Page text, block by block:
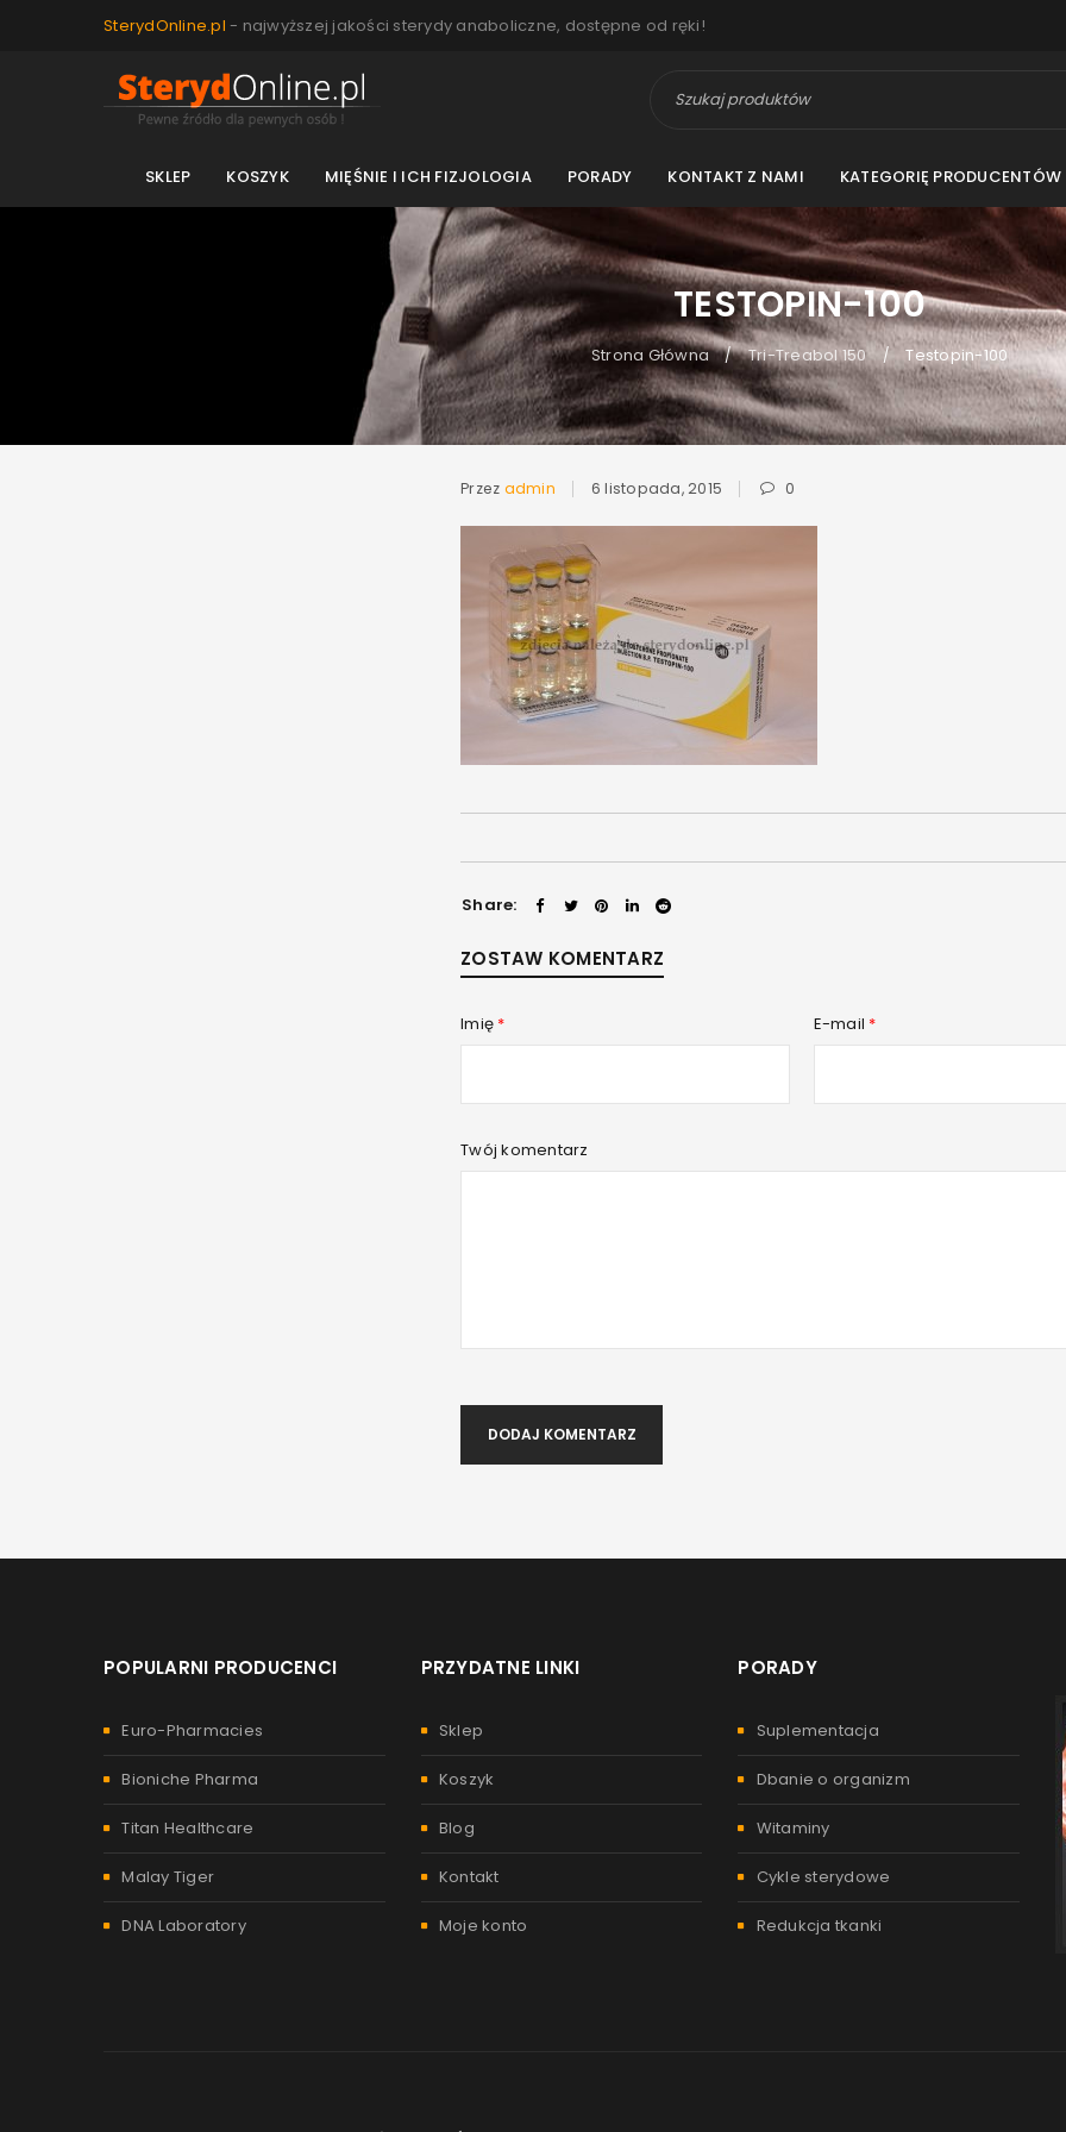
LOGOWANIE
Hasło*
SterydOnline.pl - najwyższej jakości sterydy anaboliczne, dostępne od ręki!
SKLEP KOSZYK MIĘŚNIE I ICH FIZJOLOGIA PORADY KONTAKT Z NAMI KATEGORIĘ PRODUCENTÓW
TESTOPIN-100
Strona Główna / Tri-Treabol 150 / Testopin-100
Przez admin 6 listopada, 2015 0
Share:
ZOSTAW KOMENTARZ
Imię * E-mail *
Twój komentarz
DODAJ KOMENTARZ
POPULARNI PRODUCENCI
Euro-Pharmacies
Bioniche Pharma
Titan Healthcare
Malay Tiger
DNA Laboratory
PRZYDATNE LINKI
Sklep
Koszyk
Blog
Kontakt
Moje konto
PORADY
Suplementacja
Dbanie o organizm
Witaminy
Cykle sterydowe
Redukcja tkanki